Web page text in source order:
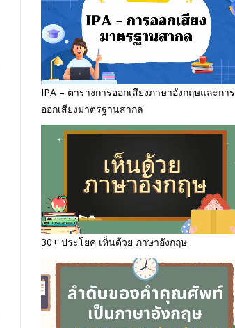
IPA – ตารางการออกเสียงภาษาอังกฤษและการ
ออกเสียงมาตรฐานสากล
30+ ประโยค เห็นด้วย ภาษาอังกฤษ